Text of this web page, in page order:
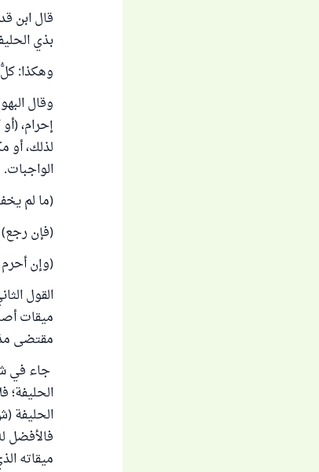
قال ابن
بذي
وهكذا: كلُّ
إحرام،
لذلك، أو
الواجبات.
(ما لم
(فإن رجع)
(وإن
القول
ميقات
مقتضى
الحليفة
فالأفضل
ميقاته